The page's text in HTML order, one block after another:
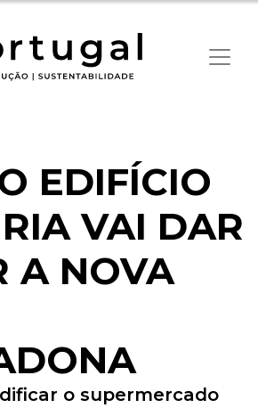
EDIFÍCIO
VAI DAR
A NOVA
o supermercado